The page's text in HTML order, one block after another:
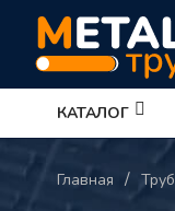
КАТАЛОГ
Главная /